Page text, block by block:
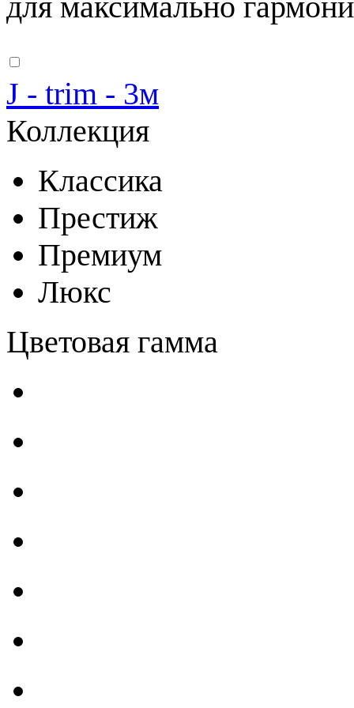
J - trim - 3м
Коллекция
Классика
Престиж
Премиум
Люкс
Цветовая гамма